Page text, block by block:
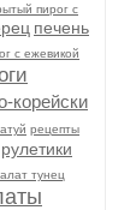
пирог с
печень
с ежевикой
корейски
рецепты
рулетики
тунец